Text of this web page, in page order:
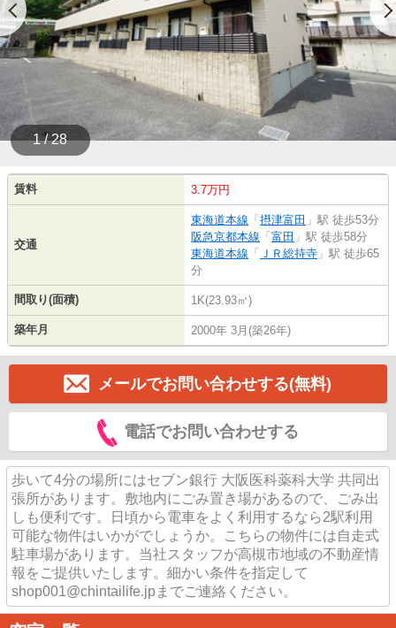
1 / 28
賃料 3.7万円
交通
東海道本線 「 摂津富田 」駅 徒歩53分
阪急京都本線 「 富田 」駅 徒歩58分
東海道本線 「 ＪＲ総持寺 」駅 徒歩65
分
間取り(面積) 1K(23.93㎡)
築年月 2000年 3月(築26年)
メールでお問い合わせする(無料)
電話でお問い合わせする
歩いて4分の場所にはセブン銀行 大阪医科薬科大学 共同出
張所があります。敷地内にごみ置き場があるので、ごみ出
しも便利です。日頃から電車をよく利用するなら2駅利用
可能な物件はいかがでしょうか。こちらの物件には自走式
駐車場があります。当社スタッフが高槻市地域の不動産情
報をご提供いたします。細かい条件を指定して
shop001@chintailife.jpまでご連絡ください。